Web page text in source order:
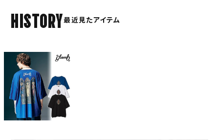
HISTORY最近見たアイテム